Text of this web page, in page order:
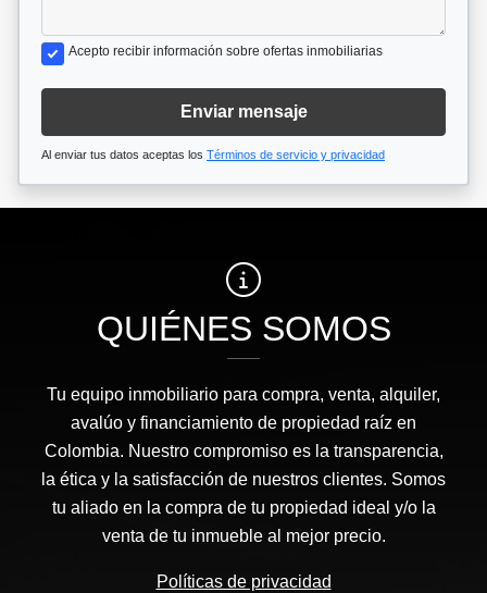
Acepto recibir información sobre ofertas inmobiliarias
Enviar mensaje
Al enviar tus datos aceptas los Términos de servicio y privacidad
QUIÉNES SOMOS
Tu equipo inmobiliario para compra, venta, alquiler,
avalúo y financiamiento de propiedad raíz en
Colombia. Nuestro compromiso es la transparencia,
la ética y la satisfacción de nuestros clientes. Somos
tu aliado en la compra de tu propiedad ideal y/o la
venta de tu inmueble al mejor precio.
Políticas de privacidad